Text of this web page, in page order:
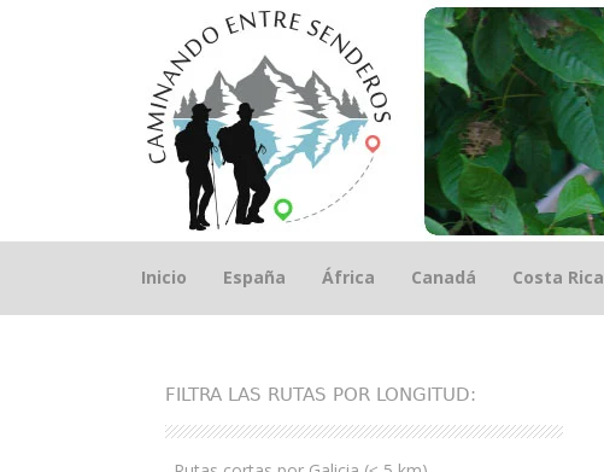
Saltar
Inicio España África Canadá Costa Rica
FILTRA LAS RUTAS POR LONGITUD: